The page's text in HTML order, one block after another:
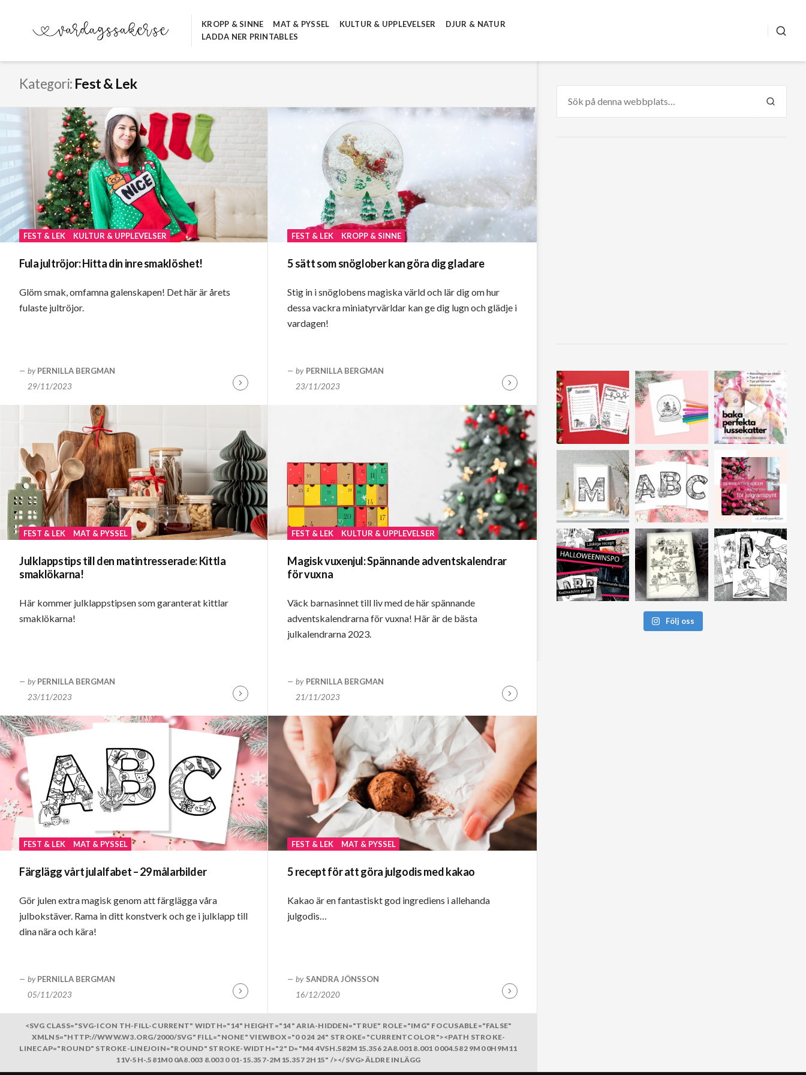
VARDAGSSAKER.SE
KROPP & SINNE MAT & PYSSEL KULTUR & UPPLEVELSER
DJUR & NATUR
LADDA NER PRINTABLES
Kategori: Fest & Lek
FEST & LEK KULTUR & UPPLEVELSER
Fula jultröjor: Hitta din inre smaklöshet!
Glöm smak, omfamna galenskapen! Det här är årets
fulaste jultröjor.
by PERNILLA BERGMAN
29/11/2023
Fortsätt
FEST & LEK KROPP & SINNE
5 sätt som snöglober kan göra dig gladare
Stig in i snöglobens magiska värld och lär dig om hur
dessa vackra miniatyrvärldar kan ge dig lugn och glädje i
vardagen!
by PERNILLA BERGMAN
23/11/2023
Fortsätt
FEST & LEK MAT & PYSSEL
Julklappstips till den matintresserade: Kittla
smaklökarna!
Här kommer julklappstipsen som garanterat kittlar
smaklökarna!
by PERNILLA BERGMAN
23/11/2023
Fortsätt
FEST & LEK KULTUR & UPPLEVELSER
Magisk vuxenjul: Spännande adventskalendrar
för vuxna
Väck barnasinnet till liv med de här spännande
adventskalendrarna för vuxna! Här är de bästa
julkalendrarna 2023.
by PERNILLA BERGMAN
21/11/2023
Fortsätt
FEST & LEK MAT & PYSSEL
Färglägg vårt julalfabet – 29 målarbilder
Gör julen extra magisk genom att färglägga våra
julbokstäver. Rama in ditt konstverk och ge i julklapp till
dina nära och kära!
by PERNILLA BERGMAN
05/11/2023
Fortsätt
FEST & LEK MAT & PYSSEL
5 recept för att göra julgodis med kakao
Kakao är en fantastiskt god ingrediens i allehanda
julgodis…
by SANDRA JÖNSSON
16/12/2020
Fortsätt
<SVG CLASS="SVG-ICON TH-FILL-CURRENT" WIDTH="14" HEIGHT="14" ARIA-HIDDEN="TRUE" ROLE="IMG" FOCUSABLE="FALSE"
XMLNS="HTTP://WWW.W3.ORG/2000/SVG" FILL="NONE" VIEWBOX="0 0 24 24" STROKE="CURRENTCOLOR"><PATH STROKE-
LINECAP="ROUND" STROKE-LINEJOIN="ROUND" STROKE-WIDTH="2" D="M4 4V5H.582M15.356 2A8.001 8.001 0 004.582 9M0 0H9M11
11V-5H-.581M0 0A8.003 8.003 0 01-15.357-2M15.357 2H15" /></SVG>ÄLDRE INLÄGG
efter:
SÖK
Följ oss